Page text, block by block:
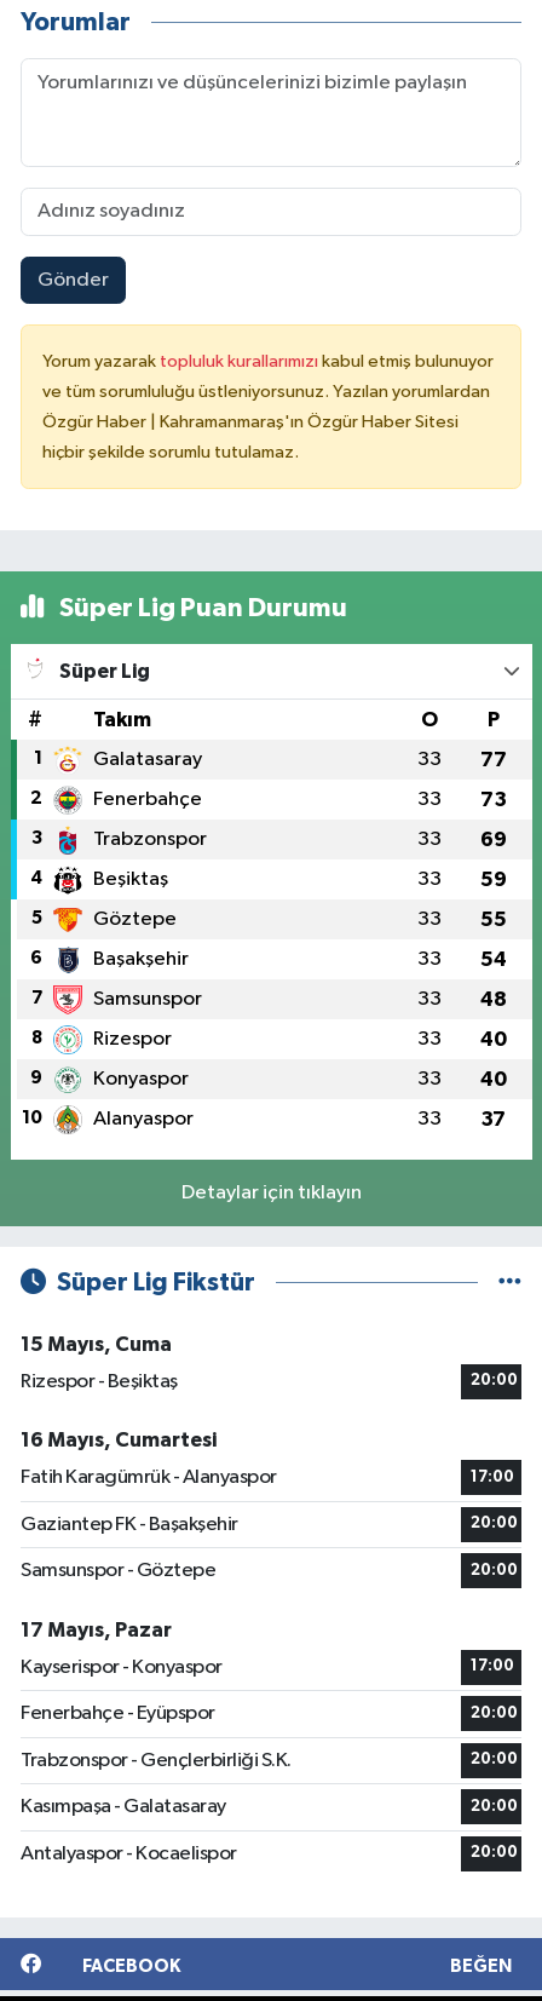
Yorumlar
Gönder
Yorum yazarak topluluk kurallarımızı kabul etmiş bulunuyor
ve tüm sorumluluğu üstleniyorsunuz. Yazılan yorumlardan
Özgür Haber | Kahramanmaraş'ın Özgür Haber Sitesi
hiçbir şekilde sorumlu tutulamaz.
Süper Lig Puan Durumu
Süper Lig
# Takım O P
1 Galatasaray 33 77
2 Fenerbahçe 33 73
3 Trabzonspor 33 69
4 Beşiktaş 33 59
5 Göztepe 33 55
6 Başakşehir 33 54
7 Samsunspor 33 48
8 Rizespor 33 40
9 Konyaspor 33 40
10 Alanyaspor 33 37
Detaylar için tıklayın
Süper Lig Fikstür
15 Mayıs, Cuma
Rizespor - Beşiktaş
20:00
16 Mayıs, Cumartesi
Fatih Karagümrük - Alanyaspor
17:00
Gaziantep FK - Başakşehir 20:00
Samsunspor - Göztepe 20:00
17 Mayıs, Pazar
Kayserispor - Konyaspor
17:00
Fenerbahçe - Eyüpspor 20:00
Trabzonspor - Gençlerbirliği S.K. 20:00
Kasımpaşa - Galatasaray 20:00
Antalyaspor - Kocaelispor 20:00
FACEBOOK BEĞEN